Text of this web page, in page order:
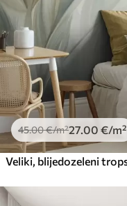
45.00€/m²27 .00 €/m²